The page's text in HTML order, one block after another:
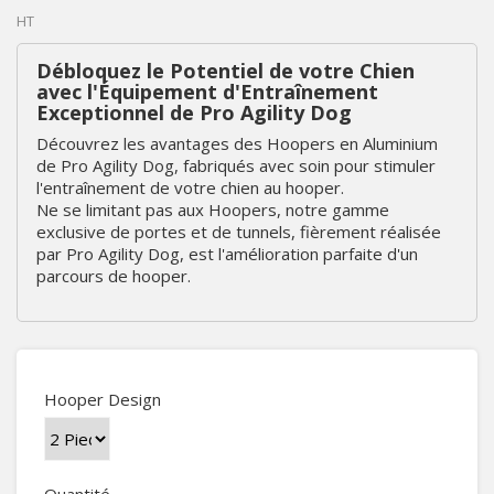
HT
Débloquez le Potentiel de votre Chien
avec l'Équipement d'Entraînement
Exceptionnel de Pro Agility Dog
Découvrez les avantages des Hoopers en Aluminium
de Pro Agility Dog, fabriqués avec soin pour stimuler
l'entraînement de votre chien au hooper.
Ne se limitant pas aux Hoopers, notre gamme
exclusive de portes et de tunnels, fièrement réalisée
par Pro Agility Dog, est l'amélioration parfaite d'un
parcours de hooper.
Hooper Design